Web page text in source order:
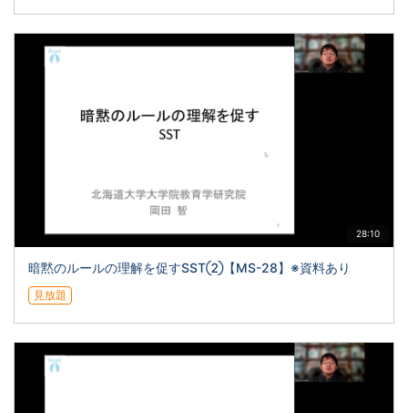
28:10
暗黙のルールの理解を促すSST②【MS-28】※資料あり
見放題